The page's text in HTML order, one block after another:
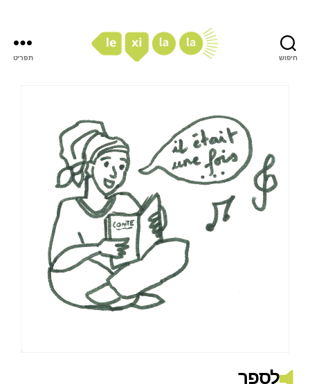
חיפוש תפריט
לספר